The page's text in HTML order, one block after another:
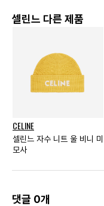
셀린느 다른 제품
CELINE
셀린느 자수 니트 울 비니 미
모사
댓글 0개